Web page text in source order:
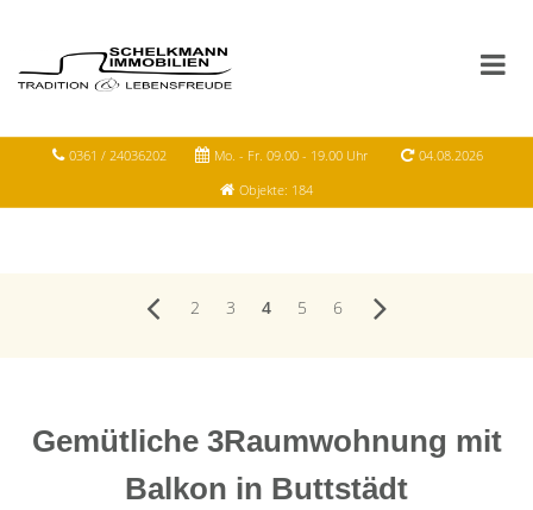
0361 / 24036202 Mo. - Fr. 09.00 - 19.00 Uhr
04.08.2026
Objekte: 184
2 3 4 5 6
Gemütliche 3Raumwohnung mit
Balkon in Buttstädt